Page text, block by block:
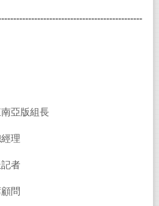
亞版組長
理
者
問